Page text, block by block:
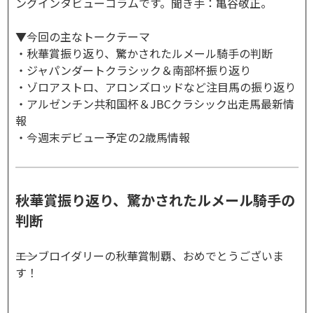
▼今回の主なトークテーマ
・秋華賞振り返り、驚かされたルメール騎手の判断
・ジャパンダートクラシック＆南部杯振り返り
・ゾロアストロ、アロンズロッドなど注目馬の振り返り
・アルゼンチン共和国杯＆JBCクラシック出走馬最新情
報
・今週末デビュー予定の2歳馬情報
秋華賞振り返り、驚かされたルメール騎手の
判断
――エンブロイダリーの秋華賞制覇、おめでとうございま
す！